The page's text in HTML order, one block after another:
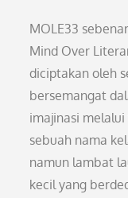
MOLE33
Mind Over
diciptakan oleh
bersemangat
imajinasi
sebuah nama
namun lambat
kecil yang